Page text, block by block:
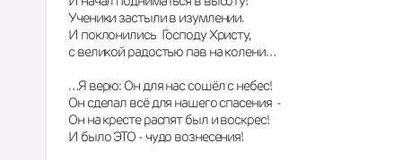
Ученики застыли в изумлении.
И поклонились  Господу Христу,
с великой радостью пав на колени…
…Я верю: Он для нас сошёл с небес!
Он сделал всё для нашего спасения  -
Он на кресте распят был и воскрес!
И было ЭТО - чудо вознесения!